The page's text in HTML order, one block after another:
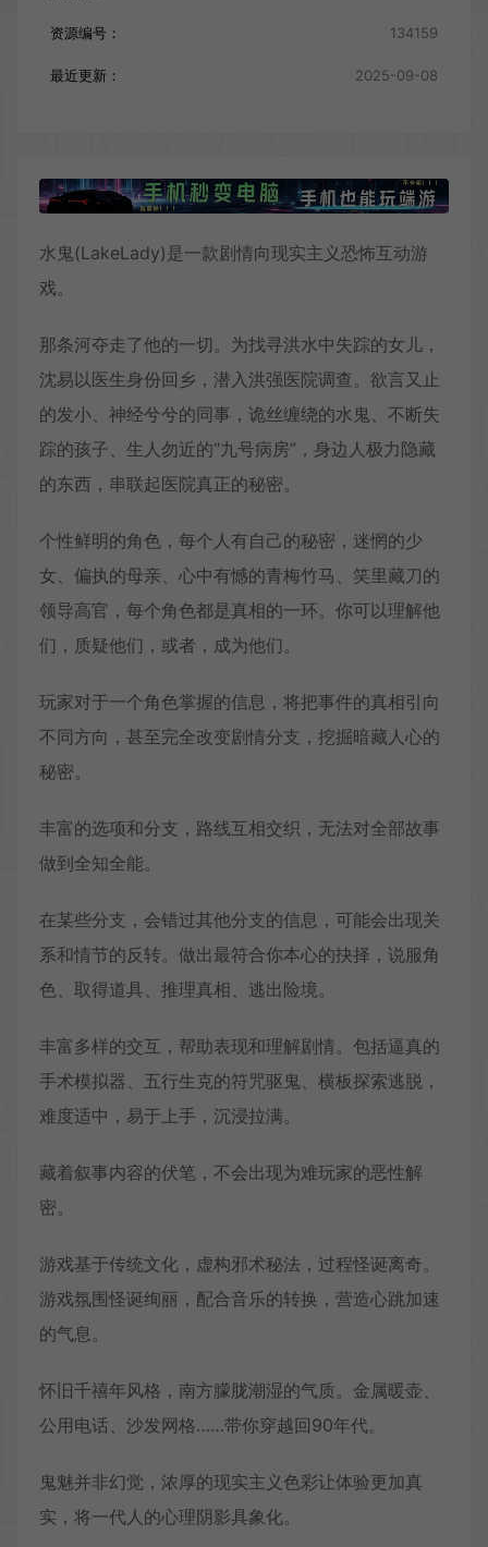
资源编号： 134159
最近更新： 2025-09-08
水鬼(LakeLady)是一款剧情向现实主义恐怖互动游
戏。
那条河夺走了他的一切。为找寻洪水中失踪的女儿，
沈易以医生身份回乡，潜入洪强医院调查。欲言又止
的发小、神经兮兮的同事，诡丝缠绕的水鬼、不断失
踪的孩子、生人勿近的“九号病房”，身边人极力隐藏
的东西，串联起医院真正的秘密。
个性鲜明的角色，每个人有自己的秘密，迷惘的少
女、偏执的母亲、心中有憾的青梅竹马、笑里藏刀的
领导高官，每个角色都是真相的一环。你可以理解他
们，质疑他们，或者，成为他们。
玩家对于一个角色掌握的信息，将把事件的真相引向
不同方向，甚至完全改变剧情分支，挖掘暗藏人心的
秘密。
丰富的选项和分支，路线互相交织，无法对全部故事
做到全知全能。
在某些分支，会错过其他分支的信息，可能会出现关
系和情节的反转。做出最符合你本心的抉择，说服角
色、取得道具、推理真相、逃出险境。
丰富多样的交互，帮助表现和理解剧情。包括逼真的
手术模拟器、五行生克的符咒驱鬼、横板探索逃脱，
难度适中，易于上手，沉浸拉满。
藏着叙事内容的伏笔，不会出现为难玩家的恶性解
密。
游戏基于传统文化，虚构邪术秘法，过程怪诞离奇。
游戏氛围怪诞绚丽，配合音乐的转换，营造心跳加速
的气息。
怀旧千禧年风格，南方朦胧潮湿的气质。金属暖壶、
公用电话、沙发网格……带你穿越回90年代。
鬼魅并非幻觉，浓厚的现实主义色彩让体验更加真
实，将一代人的心理阴影具象化。